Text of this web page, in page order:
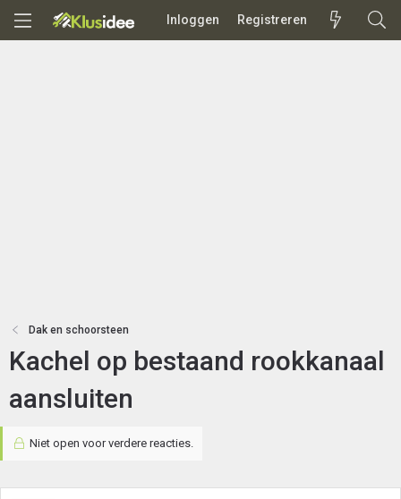
Inloggen Registreren
Dak en schoorsteen
Kachel op bestaand rookkanaal
aansluiten
Niet open voor verdere reacties.